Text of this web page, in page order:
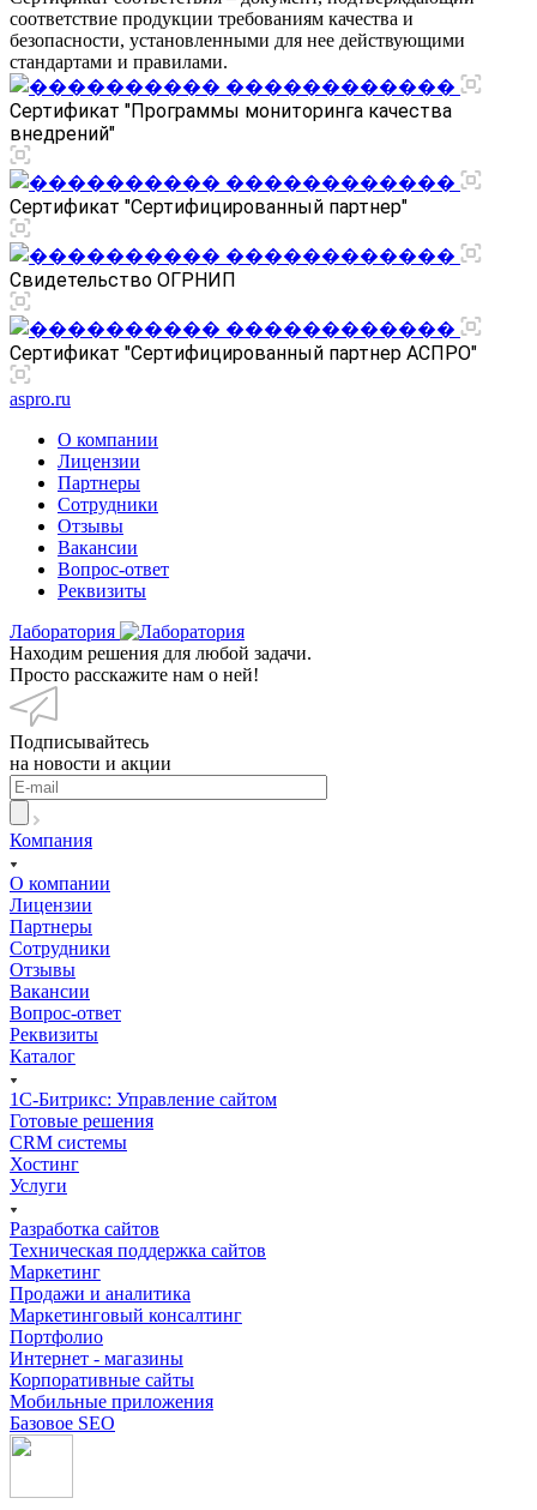
соответствие продукции требованиям качества и
безопасности, установленными для нее действующими
стандартами и правилами.
Сертификат "Программы мониторинга качества
внедрений"
Сертификат "Сертифицированный партнер"
Свидетельство ОГРНИП
Сертификат "Сертифицированный партнер АСПРО"
aspro.ru
О компании
Лицензии
Партнеры
Сотрудники
Отзывы
Вакансии
Вопрос-ответ
Реквизиты
Лаборатория
Находим решения для любой задачи.
Просто расскажите нам о ней!
Подписывайтесь
на новости и акции
Компания
О компании
Лицензии
Партнеры
Сотрудники
Отзывы
Вакансии
Вопрос-ответ
Реквизиты
Каталог
1С-Битрикс: Управление сайтом
Готовые решения
CRM системы
Хостинг
Услуги
Разработка сайтов
Техническая поддержка сайтов
Маркетинг
Продажи и аналитика
Маркетинговый консалтинг
Портфолио
Интернет - магазины
Корпоративные сайты
Мобильные приложения
Базовое SEO